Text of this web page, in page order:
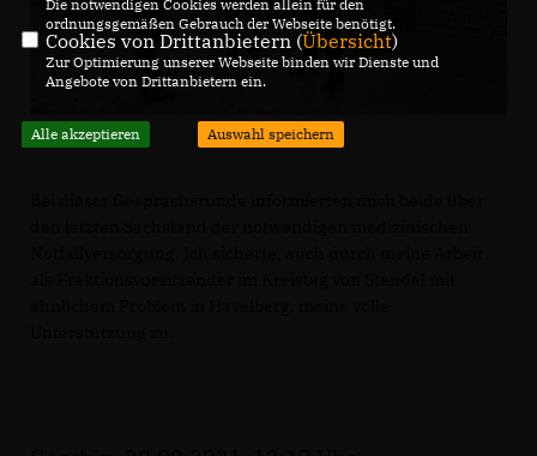
Die notwendigen Cookies werden allein für den
ordnungsgemäßen Gebrauch der Webseite benötigt.
Cookies von Drittanbietern (Übersicht)
Zur Optimierung unserer Webseite binden wir Dienste und
Angebote von Drittanbietern ein.
Alle akzeptieren Auswahl speichern